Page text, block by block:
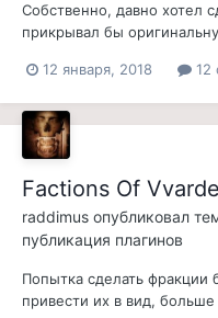
Собственно, давно хотел
прикрывал бы
Причем дело не в навыках
при прохождении -
12 января, 2018 12
Factions Of
raddimus опубликовал
публикация плагинов
Попытка сделать
привести их в вид,